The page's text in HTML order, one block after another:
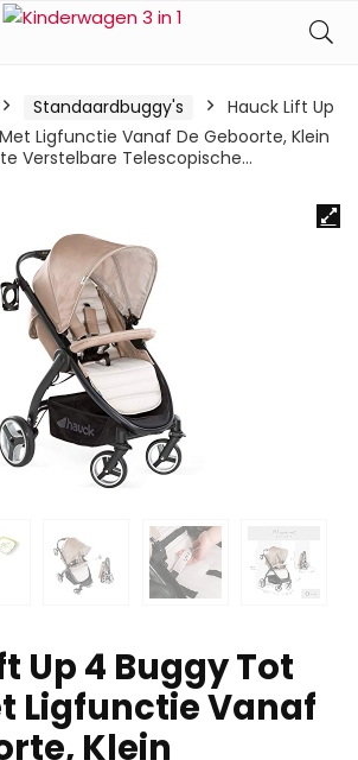
Standaardbuggy's
Hauck Lift Up
Ligfunctie Vanaf De Geboorte, Klein
Verstelbare Telescopische…
Up 4 Buggy Tot
Ligfunctie Vanaf
Klein